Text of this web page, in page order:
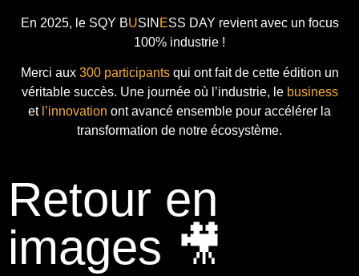
En 2025, le SQY BUSIN ESS DAY revient avec un focus
100% industrie !
Merci aux 300 participantsqui ont fait de cette édition un
véritable succès. Une journée où l’industrie, le business
et l’innovation ont avancé ensemble pour accélérer la
transformation de notre écosystème.
Retour en
images 🎥